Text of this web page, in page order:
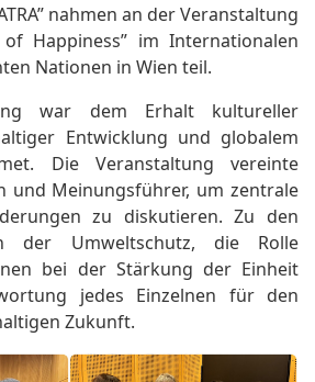
nahmen an der Veranstaltung
Happiness” im Internationalen
Nationen in Wien teil.
war dem Erhalt kultureller
Entwicklung und globalem
Die Veranstaltung vereinte
und Meinungsführer, um zentrale
zu diskutieren. Zu den
der Umweltschutz, die Rolle
bei der Stärkung der Einheit
jedes Einzelnen für den
Zukunft.